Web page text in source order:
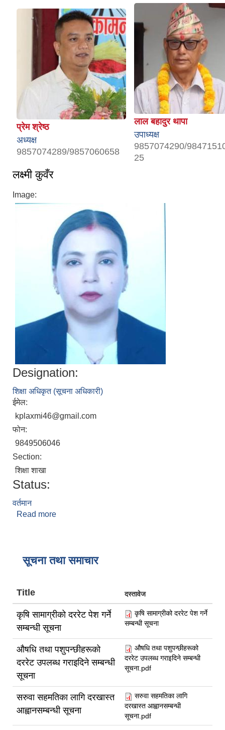
प्रेम श्रेष्ठ
अध्यक्ष
9857074289/9857060658
लाल बहादुर थापा
उपाध्यक्ष
9857074290/
25
लक्ष्मी कुवँर
Image:
Designation:
शिक्षा अधिकृत (सूचना अधिकारी)
ईमेल:
kplaxmi46@gmail.com
फोन:
9849506046
Section:
शिक्षा शाखा
Status:
वर्तमान
Read more
सूचना तथा समाचार
Title दस्तावेज
कृषि सामाग्रीको दररेट पेश गर्ने
सम्बन्धी सूचना
कृषि सामाग्रीको दररेट पेश गर्ने
सम्बन्धी सूचना
औषधि तथा पशुपन्छीहरूको
दररेट उपलब्ध गराइदिने सम्बन्धी
सूचना
औषधि तथा पशुपन्छीहरूको
दररेट उपलब्ध गराइदिने सम्बन्धी
सूचना.pdf
सरुवा सहमतिका लागि दरखास्त
आह्वानसम्बन्धी सूचना
सरुवा सहमतिका लागि
दरखास्त आह्वानसम्बन्धी
सूचना.pdf